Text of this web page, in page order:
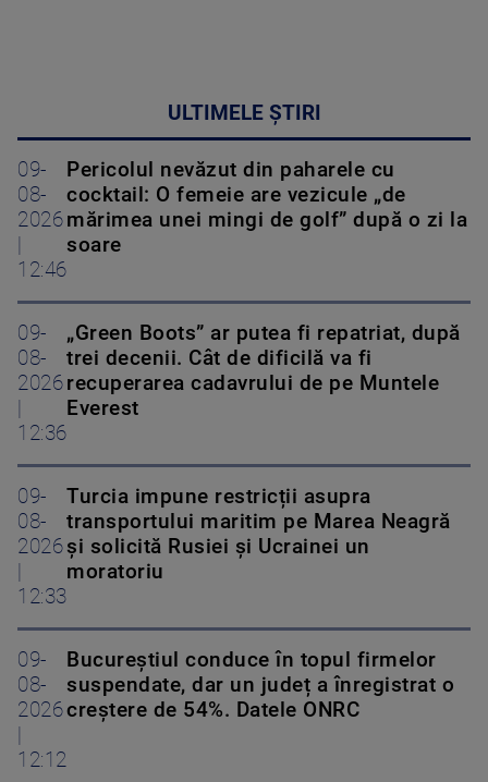
ULTIMELE ȘTIRI
09-
08-
2026
12:46
Pericolul nevăzut din paharele cu
cocktail: O femeie are vezicule „de
mărimea unei mingi de golf” după o zi la
soare
09-
08-
2026
12:36
„Green Boots” ar putea fi repatriat, după
trei decenii. Cât de dificilă va fi
recuperarea cadavrului de pe Muntele
Everest
09-
08-
2026
12:33
Turcia impune restricții asupra
transportului maritim pe Marea Neagră
și solicită Rusiei și Ucrainei un
moratoriu
09-
08-
2026
12:12
Bucureștiul conduce în topul firmelor
suspendate, dar un județ a înregistrat o
creștere de 54%. Datele ONRC